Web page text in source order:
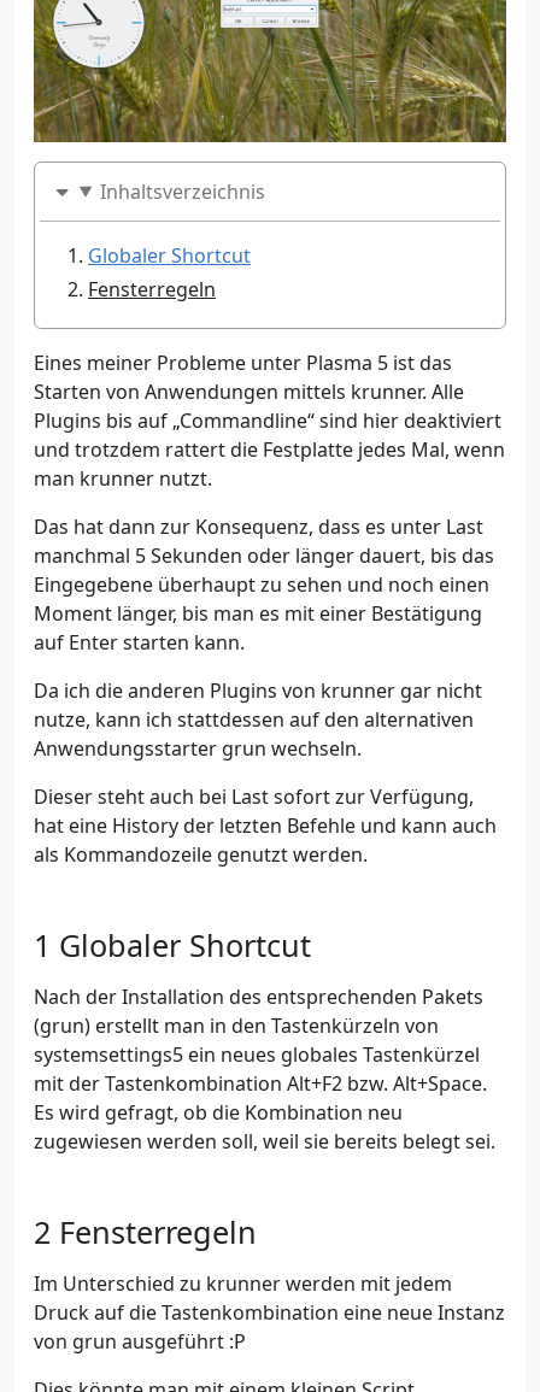
Inhaltsverzeichnis
Globaler Shortcut
Fensterregeln
Eines meiner Probleme unter Plasma 5 ist das
Starten von Anwendungen mittels krunner. Alle
Plugins bis auf „Commandline“ sind hier deaktiviert
und trotzdem rattert die Festplatte jedes Mal, wenn
man krunner nutzt.
Das hat dann zur Konsequenz, dass es unter Last
manchmal 5 Sekunden oder länger dauert, bis das
Eingegebene überhaupt zu sehen und noch einen
Moment länger, bis man es mit einer Bestätigung
auf Enter starten kann.
Da ich die anderen Plugins von krunner gar nicht
nutze, kann ich stattdessen auf den alternativen
Anwendungsstarter grun wechseln.
Dieser steht auch bei Last sofort zur Verfügung,
hat eine History der letzten Befehle und kann auch
als Kommandozeile genutzt werden.
Globaler Shortcut
Nach der Installation des entsprechenden Pakets
(grun) erstellt man in den Tastenkürzeln von
systemsettings5 ein neues globales Tastenkürzel
mit der Tastenkombination Alt+F2 bzw. Alt+Space.
Es wird gefragt, ob die Kombination neu
zugewiesen werden soll, weil sie bereits belegt sei.
Fensterregeln
Im Unterschied zu krunner werden mit jedem
Druck auf die Tastenkombination eine neue Instanz
von grun ausgeführt :P